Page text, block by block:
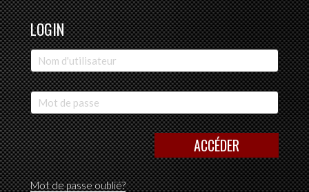
LOGIN
ACCÉDER
Mot de passe oublié?